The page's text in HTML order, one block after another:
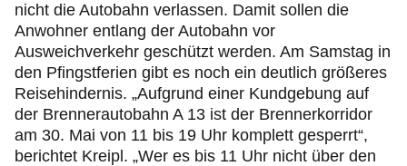
nicht die Autobahn verlassen. Damit sollen die
Anwohner entlang der Autobahn vor
Ausweichverkehr geschützt werden. Am Samstag in
den Pfingstferien gibt es noch ein deutlich größeres
Reisehindernis. „Aufgrund einer Kundgebung auf
der Brennerautobahn A 13 ist der Brennerkorridor
am 30. Mai von 11 bis 19 Uhr komplett gesperrt“,
berichtet Kreipl. „Wer es bis 11 Uhr nicht über den